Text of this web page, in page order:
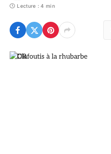
Lecture : 4 min
© DR